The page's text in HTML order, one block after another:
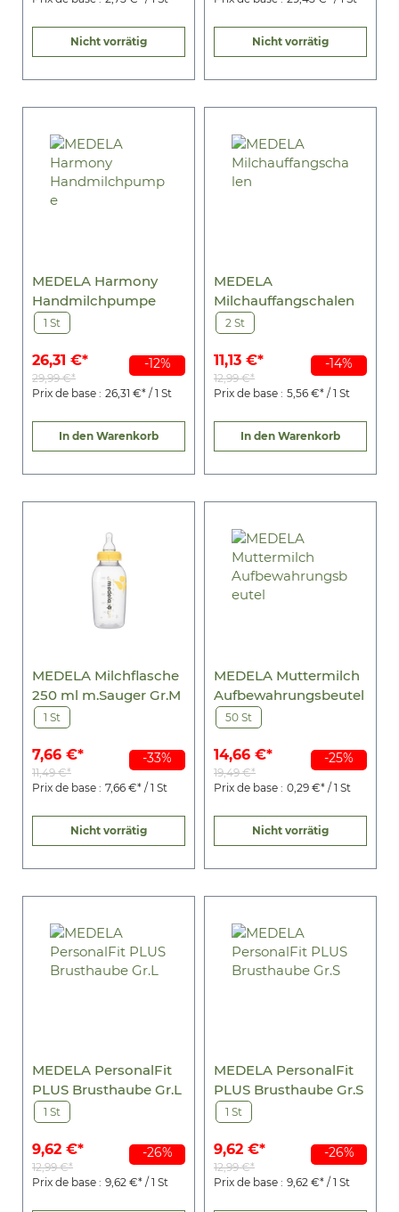
Nicht vorrätig Nicht vorrätig
-12%
MEDELA Harmony
Handmilchpumpe
1 St
26,31 €*
29,99 €*
Prix de base : 26,31 €* / 1 St
In den Warenkorb
-14%
MEDELA
Milchauffangschalen
2 St
11,13 €*
12,99 €*
Prix de base : 5,56 €* / 1 St
In den Warenkorb
-33%
MEDELA Milchflasche
250 ml m.Sauger Gr.M
1 St
7,66 €*
11,49 €*
Prix de base : 7,66 €* / 1 St
Nicht vorrätig
-25%
MEDELA Muttermilch
Aufbewahrungsbeutel
50 St
14,66 €*
19,49 €*
Prix de base : 0,29 €* / 1 St
Nicht vorrätig
-26%
MEDELA PersonalFit
PLUS Brusthaube Gr.L
1 St
9,62 €*
12,99 €*
Prix de base : 9,62 €* / 1 St
-26%
MEDELA PersonalFit
PLUS Brusthaube Gr.S
1 St
9,62 €*
12,99 €*
Prix de base : 9,62 €* / 1 St